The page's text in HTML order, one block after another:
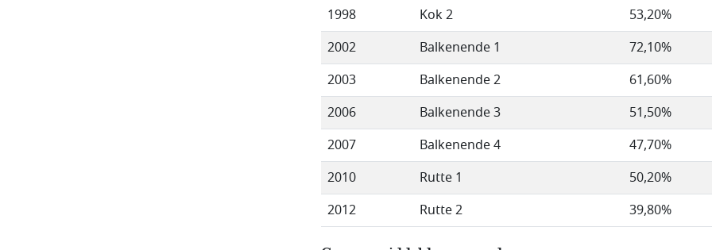
1998
Kok 2
53,20%
2002
Balkenende 1
72,10%
2003
Balkenende 2
61,60%
2006
Balkenende 3
51,50%
2007
Balkenende 4
47,70%
2010
Rutte 1
50,20%
2012
Rutte 2 39,80%